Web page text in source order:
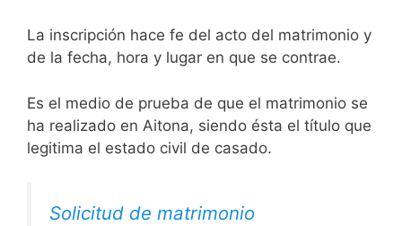
La inscripción hace fe del acto del matrimonio y
de la fecha, hora y lugar en que se contrae.
Es el medio de prueba de que el matrimonio se
ha realizado en Aitona, siendo ésta el título que
legitima el estado civil de casado.
Solicitud de matrimonio